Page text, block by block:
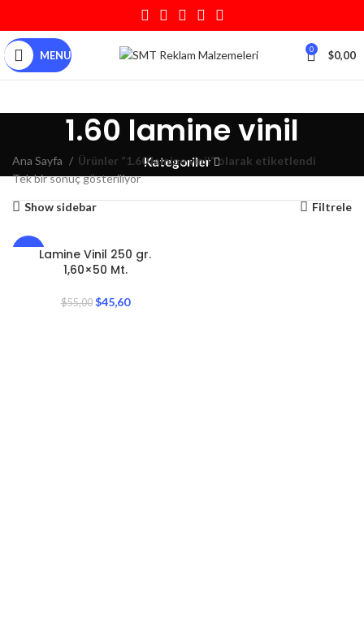
MENU 0 $0,00
1.60 lamine vinil
Kategoriler
Ana Sayfa
Ürünler “1.60 lamine vinil” olarak etiketlendi
Tek bir sonuç gösteriliyor
Show sidebar Filtrele
Lamine Vinil 250 gr.
1,60×50 Mt.
$55,00 $45,60